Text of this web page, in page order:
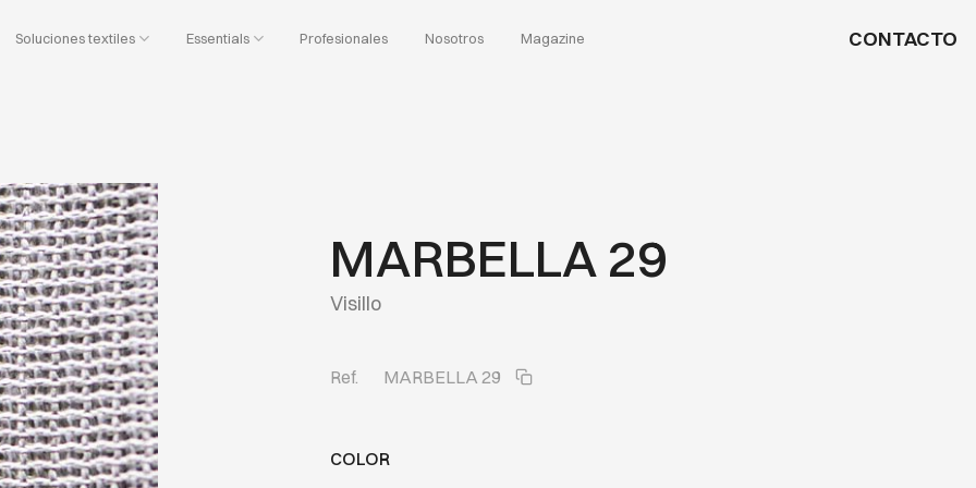
Soluciones textiles Essentials Profesionales Nosotros Magazine CONTACTO
MARBELLA 29
Visillo
Ref. MARBELLA 29
COLOR